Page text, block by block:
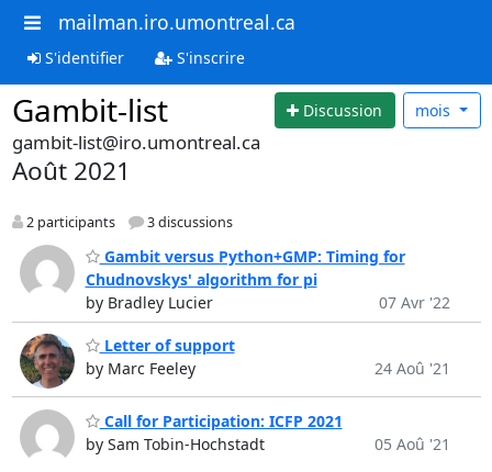
mailman.iro.umontreal.ca
S'identifier S'inscrire
Gambit-list Discussion mois
gambit-list@iro.umontreal.ca
Août 2021
2 participants 3 discussions
Gambit versus Python+GMP: Timing for
Chudnovskys' algorithm for pi
by Bradley Lucier
07 Avr '22
Letter of support
by Marc Feeley
24 Aoû '21
Call for Participation: ICFP 2021
by Sam Tobin-Hochstadt
05 Aoû '21